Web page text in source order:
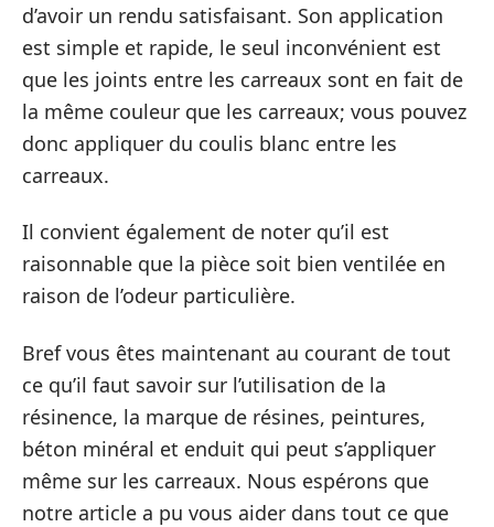
d’avoir un rendu satisfaisant. Son application
est simple et rapide, le seul inconvénient est
que les joints entre les carreaux sont en fait de
la même couleur que les carreaux; vous pouvez
donc appliquer du coulis blanc entre les
carreaux.
Il convient également de noter qu’il est
raisonnable que la pièce soit bien ventilée en
raison de l’odeur particulière.
Bref vous êtes maintenant au courant de tout
ce qu’il faut savoir sur l’utilisation de la
résinence, la marque de résines, peintures,
béton minéral et enduit qui peut s’appliquer
même sur les carreaux. Nous espérons que
notre article a pu vous aider dans tout ce que